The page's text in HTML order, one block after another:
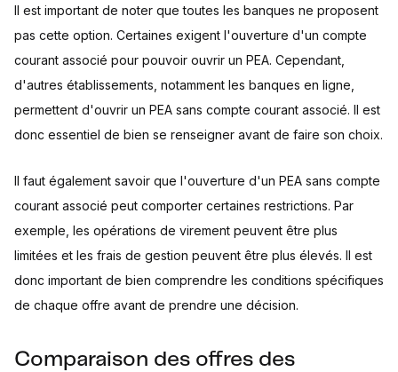
Il est important de noter que toutes les banques ne proposent
pas cette option. Certaines exigent l'ouverture d'un compte
courant associé pour pouvoir ouvrir un PEA. Cependant,
d'autres établissements, notamment les banques en ligne,
permettent d'ouvrir un PEA sans compte courant associé. Il est
donc essentiel de bien se renseigner avant de faire son choix.
Il faut également savoir que l'ouverture d'un PEA sans compte
courant associé peut comporter certaines restrictions. Par
exemple, les opérations de virement peuvent être plus
limitées et les frais de gestion peuvent être plus élevés. Il est
donc important de bien comprendre les conditions spécifiques
de chaque offre avant de prendre une décision.
Comparaison des offres des